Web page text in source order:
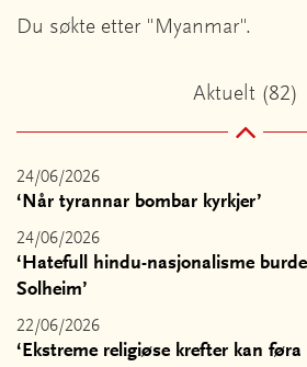
Du søkte etter "Myanmar".
Aktuelt (82)
24/06/2026
‘Når tyrannar bombar kyrkjer’
24/06/2026
‘Hatefull hindu-nasjonalisme
Solheim’
22/06/2026
‘Ekstreme religiøse krefter kan